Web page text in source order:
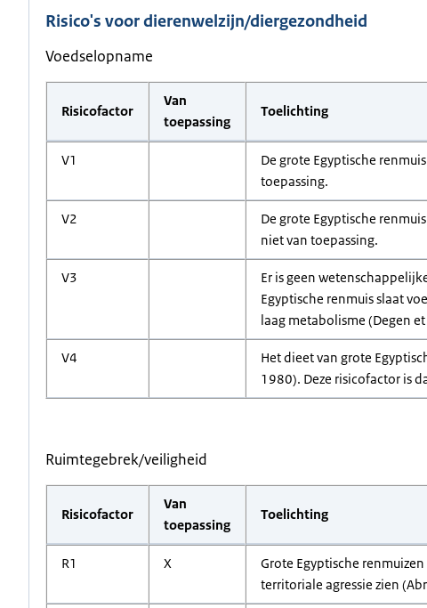
Risico's voor dierenwelzijn/diergezondheid
Voedselopname
Risicofactor
Van
toepassing
Toelichting
V1
De grote Egyptische
toepassing.
V2
De grote Egyptische
niet van toepassing.
V3
Er is geen
Egyptische renmuis slaat
laag metabolisme (Degen
V4
Het dieet van grote
1980). Deze risicofactor is
Ruimtegebrek/veiligheid
Risicofactor
Van
toepassing
Toelichting
R1 X
Grote Egyptische
territoriale agressie zien